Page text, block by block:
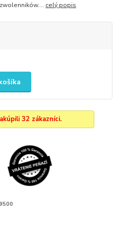
celý popis
32 zákazníci.